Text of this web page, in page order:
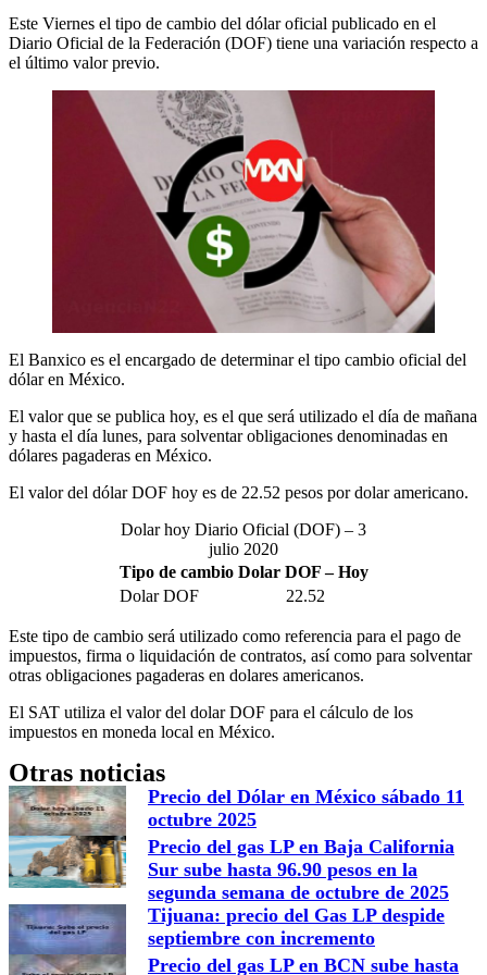
Este Viernes el tipo de cambio del dólar oficial publicado en el
Diario Oficial de la Federación (DOF) tiene una variación respecto a
el último valor previo.
El Banxico es el encargado de determinar el tipo cambio oficial del
dólar en México.
El valor que se publica hoy, es el que será utilizado el día de mañana
y hasta el día lunes, para solventar obligaciones denominadas en
dólares pagaderas en México.
El valor del dólar DOF hoy es de 22.52 pesos por dolar americano.
Dolar hoy Diario Oficial (DOF) – 3
julio 2020
Tipo de cambio Dolar DOF – Hoy
Dolar DOF
22.52
Este tipo de cambio será utilizado como referencia para el pago de
impuestos, firma o liquidación de contratos, así como para solventar
otras obligaciones pagaderas en dolares americanos.
El SAT utiliza el valor del dolar DOF para el cálculo de los
impuestos en moneda local en México.
Otras noticias
Precio del Dólar en México sábado 11
octubre 2025
Precio del gas LP en Baja California
Sur sube hasta 96.90 pesos en la
segunda semana de octubre de 2025
Tijuana: precio del Gas LP despide
septiembre con incremento
Precio del gas LP en BCN sube hasta